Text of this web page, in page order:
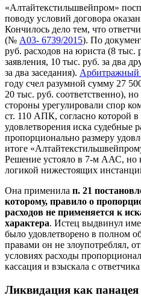
«Алтайтекстильшвейпром»
поводу условий договора
Кончилось дело тем, что
(№ А03- 6739/2015). По
руб. расходов на юриста (8 тыс.
заявления, 10 тыс. руб. за два
за два заседания). Арбитражный
году счел разумной сумму 27
20 тыс. руб. соответственно),
стороны урегулировали спор
ст. 110 АПК, согласно которой в
удовлетворения иска судебные
пропорционально размеру
итоге
Решение устояло в 7-м ААС, но
логикой нижестоящих
Она применила п. 21
которому, правило о
расходов не применяется к
характера. Истец выдвинул
было удовлетворено в полном
правами он не злоупотреблял,
условиях расходы
кассация и взыскала с
Ликвидация как панацея